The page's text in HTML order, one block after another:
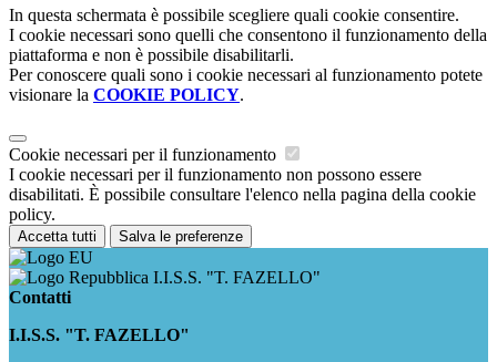
In questa schermata è possibile scegliere quali cookie consentire.
I cookie necessari sono quelli che consentono il funzionamento della
piattaforma e non è possibile disabilitarli.
Per conoscere quali sono i cookie necessari al funzionamento potete
visionare la COOKIE POLICY.
Cookie necessari per il funzionamento
I cookie necessari per il funzionamento non possono essere
disabilitati. È possibile consultare l'elenco nella pagina della cookie
policy.
Accetta tutti Salva le preferenze
I.I.S.S. "T. FAZELLO"
Contatti
I.I.S.S. "T. FAZELLO"